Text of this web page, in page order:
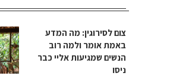
צום לסירוגין: מה המדע
באמת אומר ולמה רוב
הנשים שמגיעות אליי כבר
ניסו